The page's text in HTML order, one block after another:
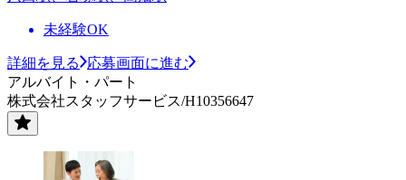
未経験OK
詳細を見る
応募画面に進む
アルバイト・パート
株式会社スタッフサービス/H10356647